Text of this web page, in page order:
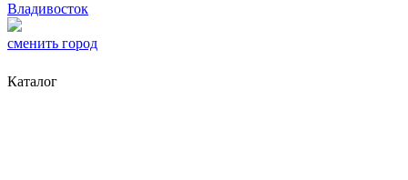
Владивосток
сменить город
Каталог